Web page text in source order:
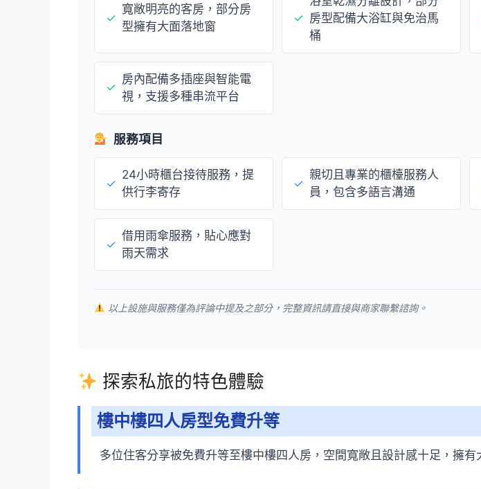
✓
寬敞明亮的客房，部分房
型擁有大面落地窗
✓ 房型配備大浴缸與免治馬
桶
✓
房內配備多插座與智能電
視，支援多種串流平台
服務項目
✓
24小時櫃台接待服務，提
供行李寄存
✓
親切且專業的櫃檯服務人
員，包含多語言溝通
✓
借用雨傘服務，貼心應對
雨天需求
以上設施與服務僅為評論中提及之部分，完整資訊請直接與商家聯繫諮詢。
探索私旅的特色體驗
樓中樓四人房型免費升等
多位住客分享被免費升等至樓中樓四人房，空間寬敞且設計感十足，擁